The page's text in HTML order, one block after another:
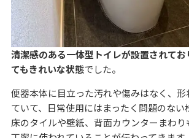
清潔感のある一体型トイレが設置されてお
てもきれいな状態でした。
便器本体に目立った汚れや傷みはなく、形
ていて、日常使用にはまったく問題のない
床のタイルや壁紙、背面カウンターまわり